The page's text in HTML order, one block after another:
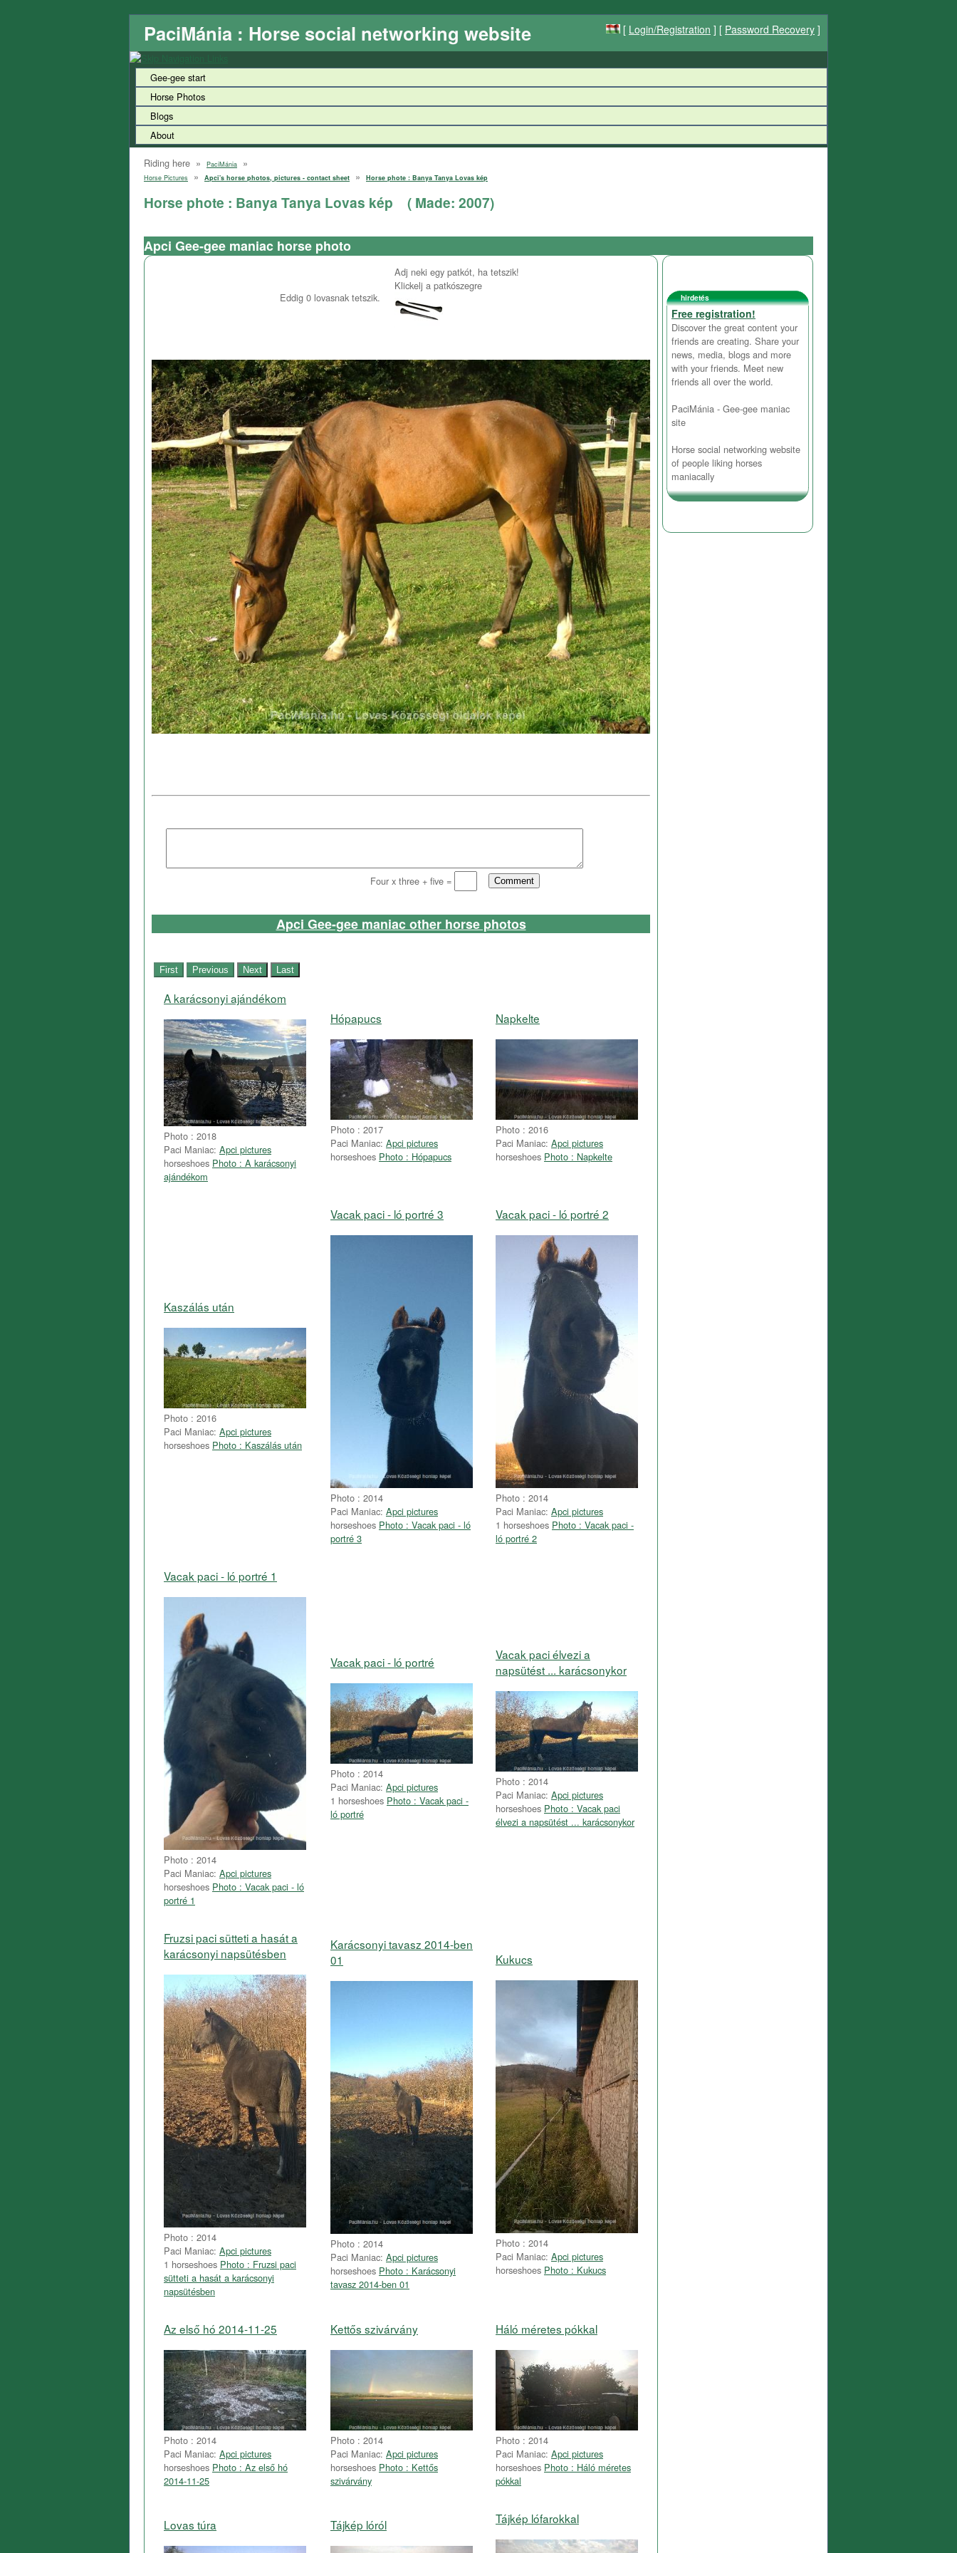
PaciMánia : Horse social networking website [ Login/Registration ] [ Password Recovery ]
Gee-gee start
Horse Photos
Blogs
About
Riding here » PaciMánia »
Horse Pictures » Apci's horse photos, pictures - contact sheet » Horse phote : Banya Tanya Lovas kép
Horse phote : Banya Tanya Lovas kép ( Made: 2007)
Apci Gee-gee maniac horse photo
Eddig 0 lovasnak tetszik.
Adj neki egy patkót, ha tetszik!
Klickelj a patkószegre
Four x three + five =
Apci Gee-gee maniac other horse photos
A karácsonyi ajándékom
Photo : 2018
Paci Maniac: Apci pictures
horseshoes Photo : A karácsonyi
ajándékom
Hópapucs
Photo : 2017
Paci Maniac: Apci pictures
horseshoes Photo : Hópapucs
Napkelte
Photo : 2016
Paci Maniac: Apci pictures
horseshoes Photo : Napkelte
Kaszálás után
Photo : 2016
Paci Maniac: Apci pictures
horseshoes Photo : Kaszálás után
Vacak paci - ló portré 3
Photo : 2014
Paci Maniac: Apci pictures
horseshoes Photo : Vacak paci - ló
portré 3
Vacak paci - ló portré 2
Photo : 2014
Paci Maniac: Apci pictures
1 horseshoes Photo : Vacak paci -
ló portré 2
Vacak paci - ló portré 1
Photo : 2014
Paci Maniac: Apci pictures
horseshoes Photo : Vacak paci - ló
portré 1
Vacak paci - ló portré
Photo : 2014
Paci Maniac: Apci pictures
1 horseshoes Photo : Vacak paci -
ló portré
Vacak paci élvezi a
napsütést ... karácsonykor
Photo : 2014
Paci Maniac: Apci pictures
horseshoes Photo : Vacak paci
élvezi a napsütést ... karácsonykor
Fruzsi paci sütteti a hasát a
karácsonyi napsütésben
Photo : 2014
Paci Maniac: Apci pictures
1 horseshoes Photo : Fruzsi paci
sütteti a hasát a karácsonyi
napsütésben
Karácsonyi tavasz 2014-ben
01
Photo : 2014
Paci Maniac: Apci pictures
horseshoes Photo : Karácsonyi
tavasz 2014-ben 01
Kukucs
Photo : 2014
Paci Maniac: Apci pictures
horseshoes Photo : Kukucs
Az első hó 2014-11-25
Photo : 2014
Paci Maniac: Apci pictures
horseshoes Photo : Az első hó
2014-11-25
Kettős szivárvány
Photo : 2014
Paci Maniac: Apci pictures
horseshoes Photo : Kettős
szivárvány
Háló méretes pókkal
Photo : 2014
Paci Maniac: Apci pictures
horseshoes Photo : Háló méretes
pókkal
Lovas túra Tájkép lóról Tájkép lófarokkal
hirdetés
Free registration!
Discover the great content your
friends are creating. Share your
news, media, blogs and more
with your friends. Meet new
friends all over the world.
PaciMánia - Gee-gee maniac
site
Horse social networking website
of people liking horses
maniacally